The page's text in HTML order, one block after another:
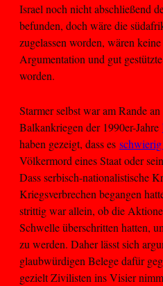
Israel noch nicht abschließend
befunden, doch wäre die
zugelassen worden, wären
Argumentation und gut
worden.
Starmer selbst war am Rande
Balkankriegen der 1990er-Jahre
haben gezeigt, dass es
Völkermord eines Staat oder
Dass serbisch-nationalistische
Kriegsverbrechen begangen
strittig war allein, ob die
Schwelle überschritten hatten,
zu werden. Daher lässt sich
glaubwürdigen Belege dafür
gezielt Zivilisten ins Visier